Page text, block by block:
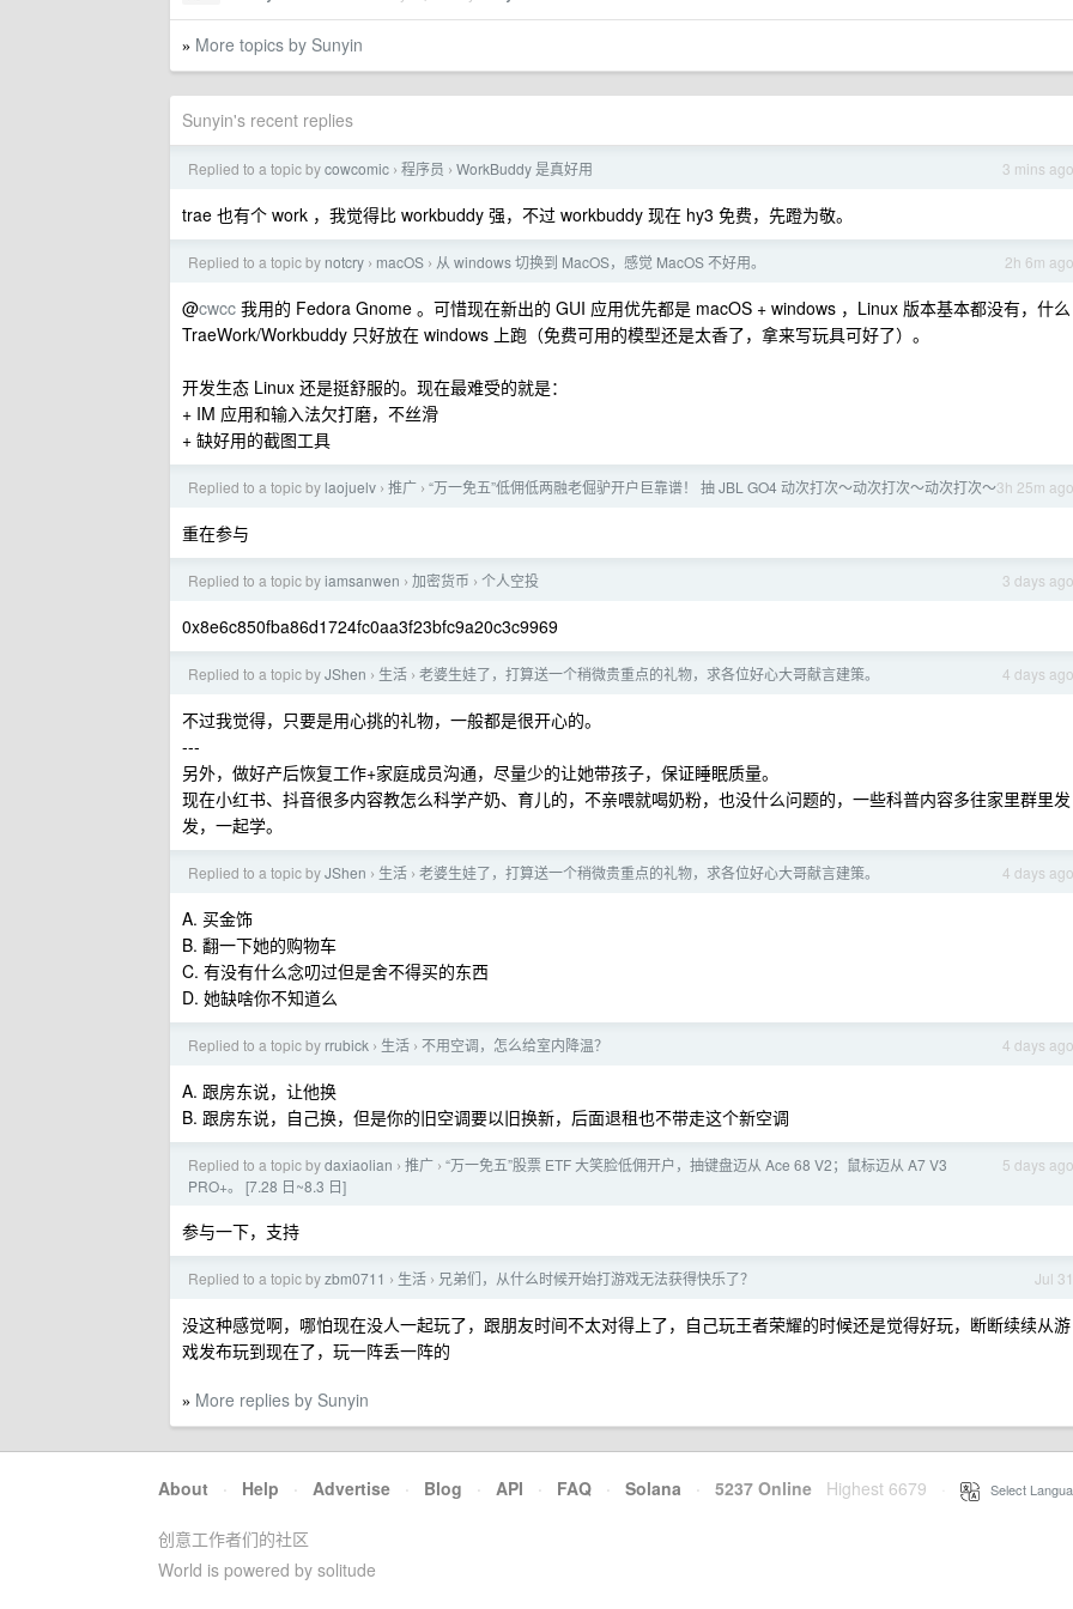
» More topics by Sunyin
Sunyin's recent replies
3 mins ago
Replied to a topic bycowcomic › 程序员 › WorkBuddy 是真好用
trae 也有个 work ，我觉得比 workbuddy 强，不过 workbuddy 现在 hy3 免费，先蹬为敬。
2h 6m ago
Replied to a topic by notcry › macOS › 从 windows 切换到 MacOS，感觉 MacOS 不好用。
@cwcc 我用的 Fedora Gnome 。可惜现在新出的 GUI 应用优先都是 macOS + windows ，Linux 版本基本都没有，什么
TraeWork/Workbuddy 只好放在 windows 上跑（免费可用的模型还是太香了，拿来写玩具可好了）。
开发生态 Linux 还是挺舒服的。现在最难受的就是：
+ IM 应用和输入法欠打磨，不丝滑
+ 缺好用的截图工具
3h 25m ago
Replied to a topic by laojuelv › 推广 › “万一免五”低佣低两融老倔驴开户巨靠谱！ 抽 JBL GO4 动次打次～动次打次～动次打次～
重在参与
3 days ago
Replied to a topic byiamsanwen › 加密货币 › 个人空投
0x8e6c850fba86d1724fc0aa3f23bfc9a20c3c9969
4 days ago
Replied to a topic byJShen › 生活 › 老婆生娃了，打算送一个稍微贵重点的礼物，求各位好心大哥献言建策。
不过我觉得，只要是用心挑的礼物，一般都是很开心的。
---
另外，做好产后恢复工作+家庭成员沟通，尽量少的让她带孩子，保证睡眠质量。
现在小红书、抖音很多内容教怎么科学产奶、育儿的，不亲喂就喝奶粉，也没什么问题的，一些科普内容多往家里群里发
发，一起学。
4 days ago
Replied to a topic byJShen › 生活 › 老婆生娃了，打算送一个稍微贵重点的礼物，求各位好心大哥献言建策。
A. 买金饰
B. 翻一下她的购物车
C. 有没有什么念叨过但是舍不得买的东西
D. 她缺啥你不知道么
4 days ago
Replied to a topic by rrubick › 生活 › 不用空调，怎么给室内降温？
A. 跟房东说，让他换
B. 跟房东说，自己换，但是你的旧空调要以旧换新，后面退租也不带走这个新空调
5 days ago
Replied to a topic bydaxiaolian › 推广 › “万一免五”股票 ETF 大笑脸低佣开户，抽键盘迈从 Ace 68 V2；鼠标迈从 A7 V3
PRO+。 [7.28 日~8.3 日]
参与一下，支持
Jul 31
Replied to a topic byzbm0711 › 生活 › 兄弟们，从什么时候开始打游戏无法获得快乐了？
没这种感觉啊，哪怕现在没人一起玩了，跟朋友时间不太对得上了，自己玩王者荣耀的时候还是觉得好玩，断断续续从游
戏发布玩到现在了，玩一阵丢一阵的
» More replies by Sunyin
About · Help · Advertise · Blog · API · FAQ · Solana · 5237 Online Highest 6679 Select
创意工作者们的社区
World is powered by solitude